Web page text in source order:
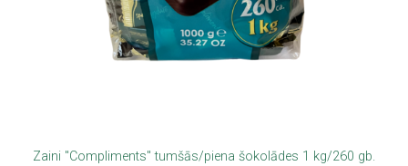
Zaini "Compliments" tumšās/piena šokolādes 1 kg/260 gb.